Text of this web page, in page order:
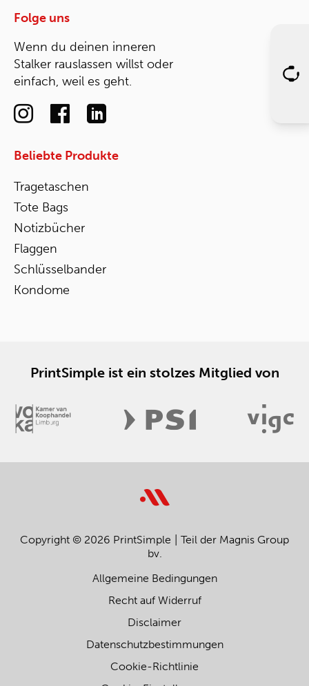
Folge uns
Wenn du deinen inneren
Stalker rauslassen willst oder
einfach, weil es geht.
Beliebte Produkte
Tragetaschen
Tote Bags
Notizbücher
Flaggen
Schlüsselbander
Kondome
PrintSimple ist ein stolzes Mitglied von
Copyright © 2026 PrintSimple
Teil der Magnis Group
bv.
Allgemeine Bedingungen
Recht auf Widerruf
Disclaimer
Datenschutzbestimmungen
Cookie-Richtlinie